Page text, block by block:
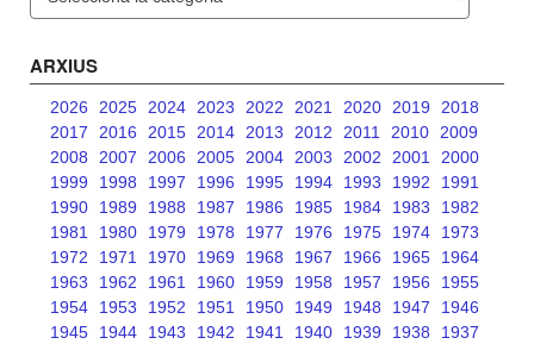
ARXIUS
2026 2025 2024 2023 2022 2021 2020 2019
2018
2017
2016 2015 2014 2013 2012 2011 2010 2009
2008
2007 2006 2005 2004 2003 2002 2001
2000
1999
1998 1997 1996 1995 1994 1993 1992
1991
1990
1989 1988 1987 1986 1985 1984 1983
1982
1981
1980 1979 1978 1977 1976 1975 1974
1973
1972
1971 1970 1969 1968 1967 1966 1965
1964
1963
1962 1961 1960 1959 1958 1957 1956
1955
1954
1953 1952 1951 1950 1949 1948 1947
1946
1945
1944 1943 1942 1941 1940 1939 1938
1937